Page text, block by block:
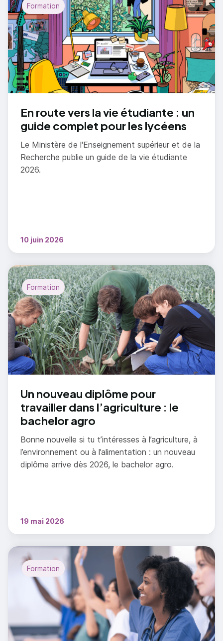
En route vers la vie étudiante : un
guide complet pour les lycéens
Le Ministère de l'Enseignement supérieur et de la
Recherche publie un guide de la vie étudiante
2026.
10 juin 2026
Formation
Un nouveau diplôme pour
travailler dans l’agriculture : le
bachelor agro
Bonne nouvelle si tu t’intéresses à l’agriculture, à
l’environnement ou à l’alimentation : un nouveau
diplôme arrive dès 2026, le bachelor agro.
19 mai 2026
Formation
Formation